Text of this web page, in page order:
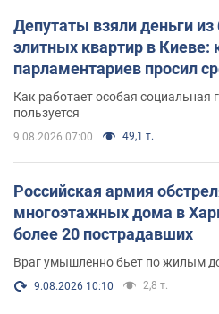
Депутаты взяли деньги
элитных квартир в Киеве:
парламентариев просил
поселился
Как работает особая социальная
пользуется
9.08.2026 07:00 49,1 т.
Российская армия
многоэтажных дома в
более 20 пострадавших
Враг умышленно бьет по жилым
9.08.2026 10:10 2,8 т.